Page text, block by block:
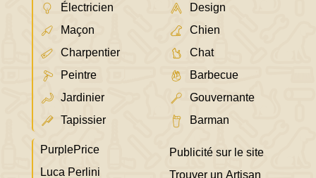
Électricien
Maçon
Charpentier
Peintre
Jardinier
Tapissier
Design
Chien
Chat
Barbecue
Gouvernante
Barman
PurplePrice
Luca Perlini
Publicité sur le site
Trouver un Artisan